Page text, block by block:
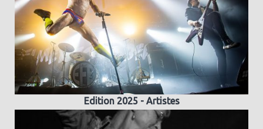
Edition 2025 - Artistes